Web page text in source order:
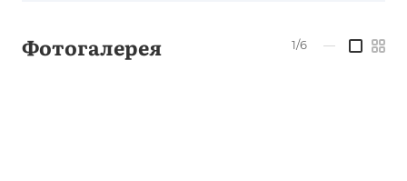
Фотогалерея 1/6 —